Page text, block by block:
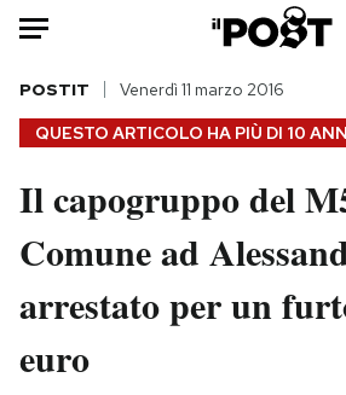
Auto
HOME
Italia
Politica
Tecnologia
Scienza
QUESTO ARTICOLO HA PIÙ DI 10
POSTIT Venerdì 11 marzo 2016
Il capogruppo del
Comune ad
arrestato per un
euro